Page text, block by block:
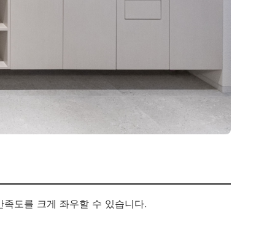
도를 크게 좌우할 수 있습니다.